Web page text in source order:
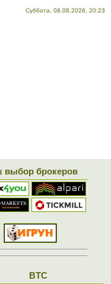
Суббота, 08.08.2026, 20:23
выбор брокеров
BTC